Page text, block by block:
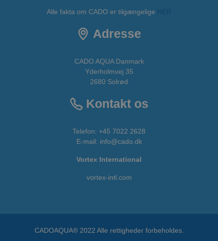
Alle fakta om CADO er tilgængelige
Adresse
CADO AQUA Danmark
Yderholmvej 35
2680 Solrød
Kontakt os
Telefon: +45 7022 2628
E-mail: info@cado.dk
Vortex International
vortex-intl.com
CADOAQUA® 2022 Alle rettigheder forbeholdes.